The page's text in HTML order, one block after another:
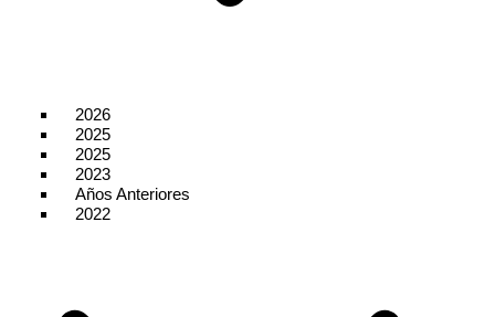
2026
2025
2025
2023
Años Anteriores
2022